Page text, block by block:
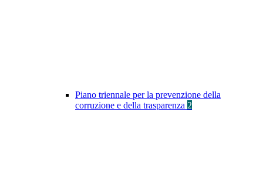
Piano triennale per la prevenzione della
corruzione e della trasparenza 2